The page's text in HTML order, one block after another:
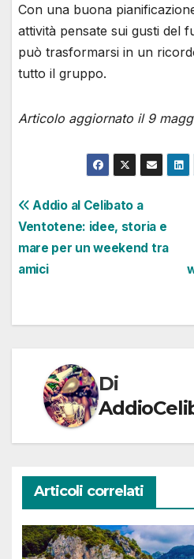
Con una buona
attività pensate sui gusti del
può trasformarsi in un
tutto il gruppo.
Articolo aggiornato il 9
Navigazione
articoli
Addio al Celibato a
Ventotene: idee, storia e
mare per un weekend tra
amici
Di
Articoli correlati